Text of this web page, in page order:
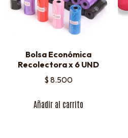
Bolsa Económica
Recolectora x 6 UND
$ 8.500
Añadir al carrito